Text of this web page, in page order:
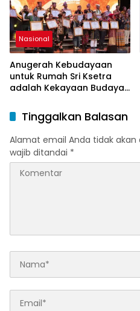
Nasional
Anugerah Kebudayaan
untuk Rumah Sri Ksetra
adalah Kekayaan Budaya
Tinggalkan Balasan
Alamat email Anda tidak akan
wajib ditandai *